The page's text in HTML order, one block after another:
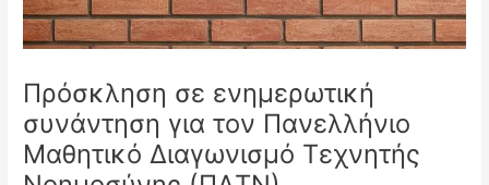
Πρόσκληση σε ενημερωτική
συνάντηση για τον Πανελλήνιο
Μαθητικό Διαγωνισμό Τεχνητής